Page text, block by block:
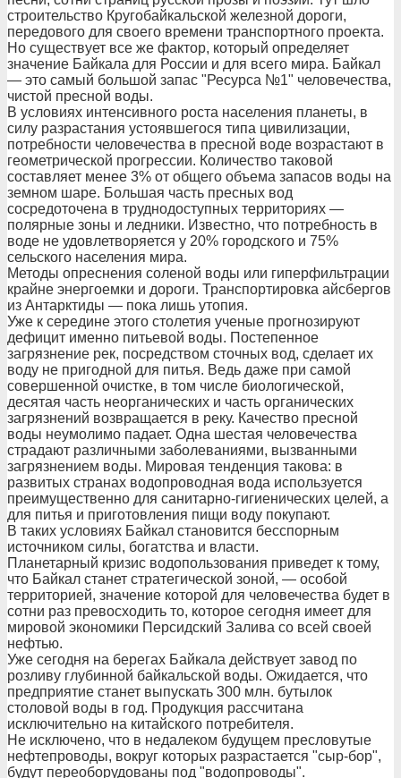
строительство Кругобайкальской железной дороги,
передового для своего времени транспортного проекта.
Но существует все же фактор, который определяет
значение Байкала для России и для всего мира. Байкал
— это самый большой запас "Ресурса №1" человечества,
чистой пресной воды.
В условиях интенсивного роста населения планеты, в
силу разрастания устоявшегося типа цивилизации,
потребности человечества в пресной воде возрастают в
геометрической прогрессии. Количество таковой
составляет менее 3% от общего объема запасов воды на
земном шаре. Большая часть пресных вод
сосредоточена в труднодоступных территориях —
полярные зоны и ледники. Известно, что потребность в
воде не удовлетворяется у 20% городского и 75%
сельского населения мира.
Методы опреснения соленой воды или гиперфильтрации
крайне энергоемки и дороги. Транспортировка айсбергов
из Антарктиды — пока лишь утопия.
Уже к середине этого столетия ученые прогнозируют
дефицит именно питьевой воды. Постепенное
загрязнение рек, посредством сточных вод, сделает их
воду не пригодной для питья. Ведь даже при самой
совершенной очистке, в том числе биологической,
десятая часть неорганических и часть органических
загрязнений возвращается в реку. Качество пресной
воды неумолимо падает. Одна шестая человечества
страдают различными заболеваниями, вызванными
загрязнением воды. Мировая тенденция такова: в
развитых странах водопроводная вода используется
преимущественно для санитарно-гигиенических целей, а
для питья и приготовления пищи воду покупают.
В таких условиях Байкал становится бесспорным
источником силы, богатства и власти.
Планетарный кризис водопользования приведет к тому,
что Байкал станет стратегической зоной, — особой
территорией, значение которой для человечества будет в
сотни раз превосходить то, которое сегодня имеет для
мировой экономики Персидский Залива со всей своей
нефтью.
Уже сегодня на берегах Байкала действует завод по
розливу глубинной байкальской воды. Ожидается, что
предприятие станет выпускать 300 млн. бутылок
столовой воды в год. Продукция рассчитана
исключительно на китайского потребителя.
Не исключено, что в недалеком будущем пресловутые
нефтепроводы, вокруг которых разрастается "сыр-бор",
будут переоборудованы под "водопроводы".